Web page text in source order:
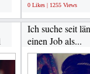
0 Likes | 1255 Views
Ich suche seit
einen Job als...